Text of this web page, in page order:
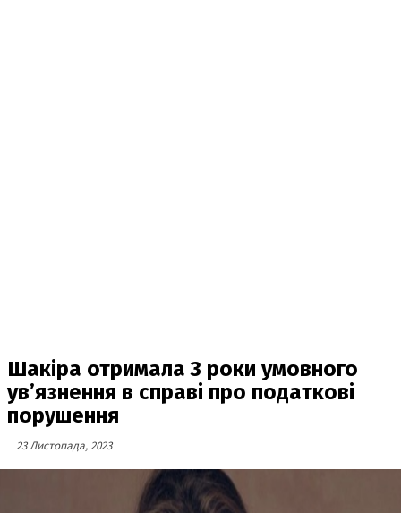
Шакіра отримала 3 роки умовного
ув’язнення в справі про податкові
порушення
23 Листопада, 2023